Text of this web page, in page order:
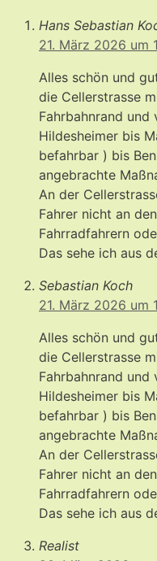
Hans Sebastian
21. März 2026 um
Alles schön und
die Cellerstrasse
Fahrbahnrand
Hildesheimer bis
befahrbar ) bis
angebrachte
An der
Fahrer nicht an
Fahrradfahrern
Das sehe ich aus
Sebastian Koch
21. März 2026 um
Alles schön und
die Cellerstrasse
Fahrbahnrand
Hildesheimer bis
befahrbar ) bis
angebrachte
An der
Fahrer nicht an
Fahrradfahrern
Das sehe ich aus
Realist